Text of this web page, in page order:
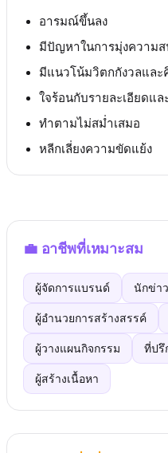
อารมณ์ขึ้นลง
มีปัญหาในการมุ่งความ
มีแนวโน้มวิตกกังวลและ
ใจร้อนกับรายละเอียดแล
ทำตามไม่สม่ำเสมอ
หลีกเลี่ยงความขัดแย้ง
💼 อาชีพที่เหมาะสม
ผู้จัดการแบรนด์ นักข่า
ผู้อำนวยการสร้างสรรค์
ผู้วางแผนกิจกรรม ที่ปรึ
ผู้สร้างเนื้อหา